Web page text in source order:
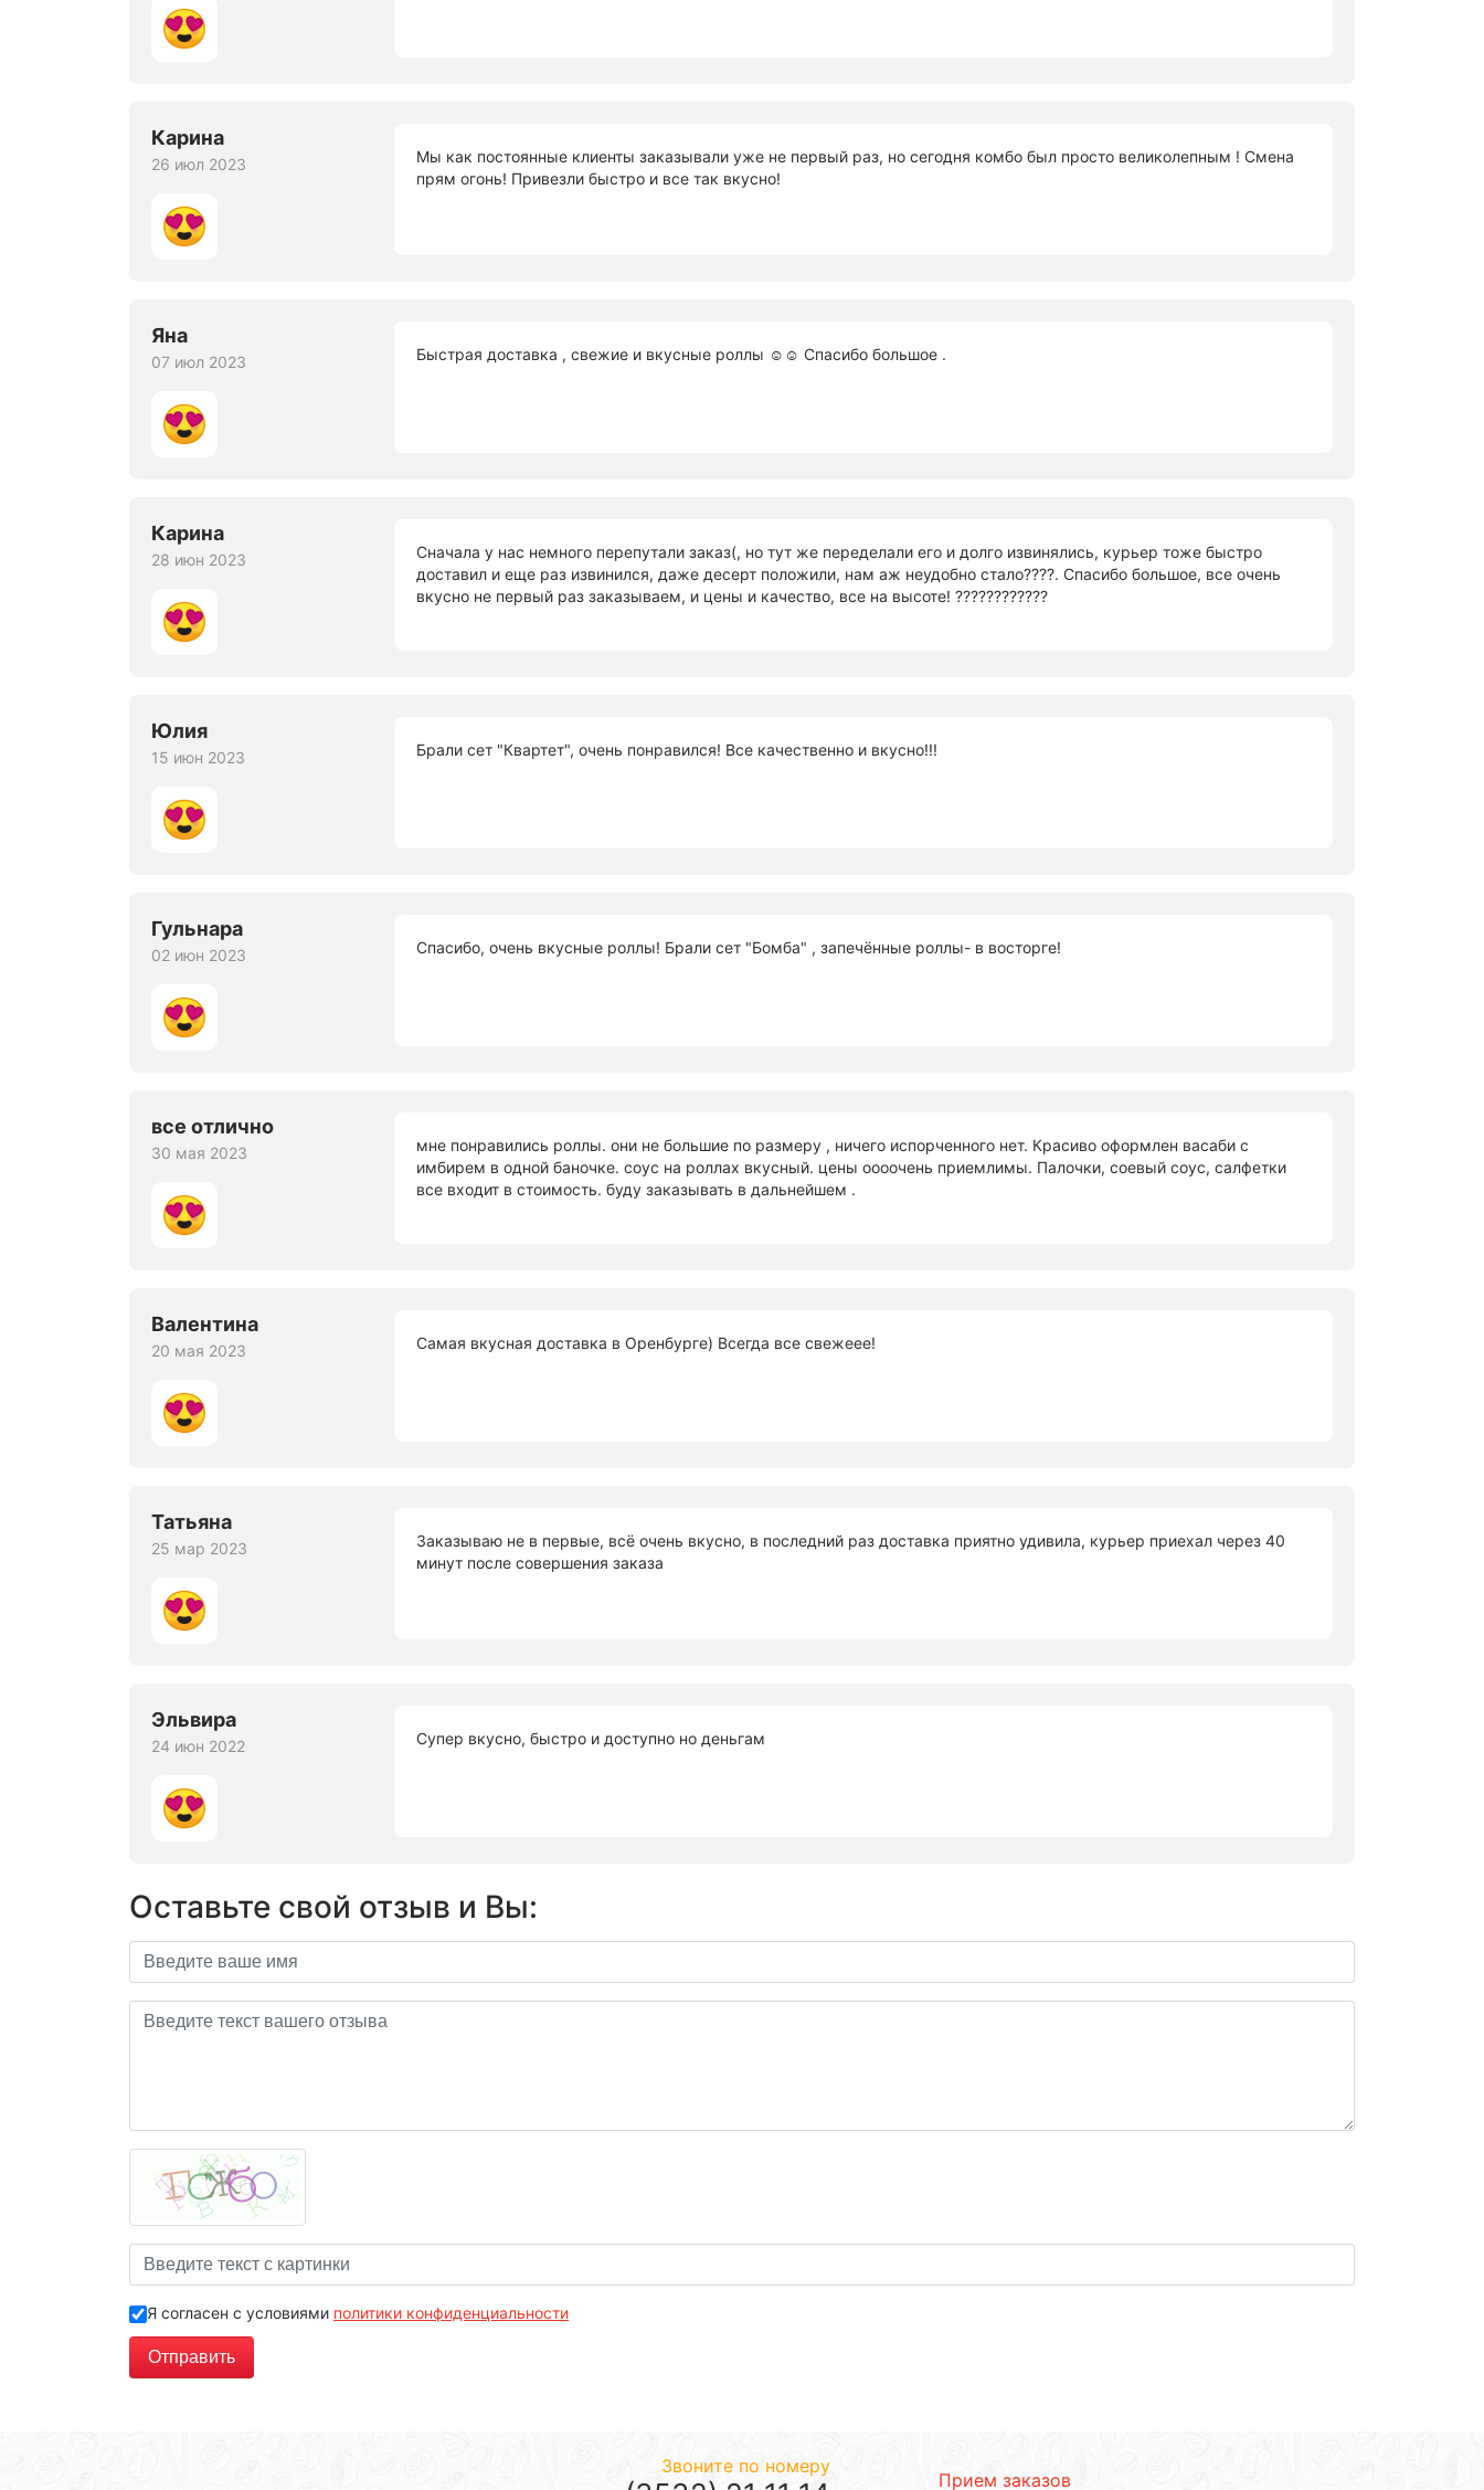
Карина
26 июл 2023
Мы как постоянные клиенты заказывали уже не первый раз, но сегодня комбо был просто великолепным ! Смена
прям огонь! Привезли быстро и все так вкусно!
Яна
07 июл 2023 Быстрая доставка , свежие и вкусные роллы ☺️☺️ Спасибо большое .
Карина
28 июн 2023
Сначала у нас немного перепутали заказ(, но тут же переделали его и долго извинялись, курьер тоже быстро
доставил и еще раз извинился, даже десерт положили, нам аж неудобно стало????. Спасибо большое, все очень
вкусно не первый раз заказываем, и цены и качество, все на высоте! ????????????
Юлия
15 июн 2023 Брали сет "Квартет", очень понравился! Все качественно и вкусно!!!
Гульнара
02 июн 2023 Спасибо, очень вкусные роллы! Брали сет "Бомба" , запечённые роллы- в восторге!
все отлично
30 мая 2023
мне понравились роллы. они не большие по размеру , ничего испорченного нет. Красиво оформлен васаби с
имбирем в одной баночке. соус на роллах вкусный. цены оооочень приемлимы. Палочки, соевый соус, салфетки
все входит в стоимость. буду заказывать в дальнейшем .
Валентина
20 мая 2023 Самая вкусная доставка в Оренбурге) Всегда все свежеее!
Татьяна
25 мар 2023
Заказываю не в первые, всё очень вкусно, в последний раз доставка приятно удивила, курьер приехал через 40
минут после совершения заказа
Эльвира
24 июн 2022 Супер вкусно, быстро и доступно но деньгам
Оставьте свой отзыв и Вы:
Я согласен с условиями политики конфиденциальности
Отправить
Звоните по номеру
Прием заказов